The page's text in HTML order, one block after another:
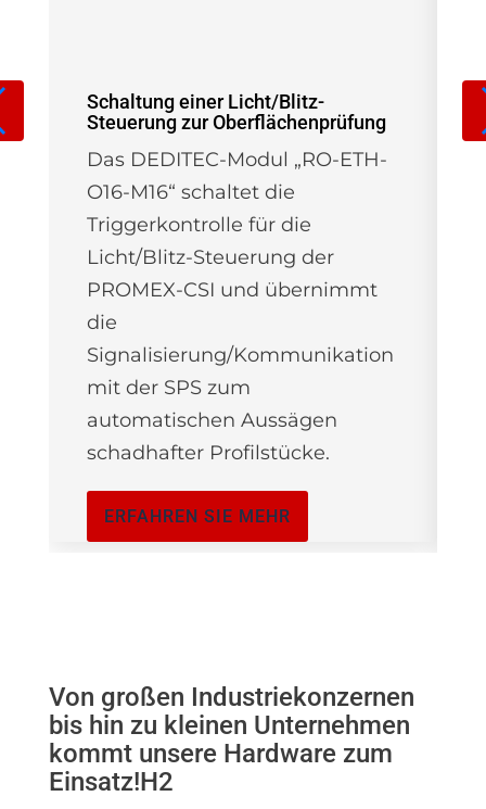
Schaltung einer Licht/Blitz-
Steuerung zur Oberflächenprüfung
Das DEDITEC-Modul „RO-ETH-
O16-M16“ schaltet die
Triggerkontrolle für die
Licht/Blitz-Steuerung der
PROMEX-CSI und übernimmt
die
Signalisierung/Kommunikation
mit der SPS zum
automatischen Aussägen
schadhafter Profilstücke.
ERFAHREN SIE MEHR
Von großen Industriekonzernen
bis hin zu kleinen Unternehmen
kommt unsere Hardware zum
Einsatz!H2